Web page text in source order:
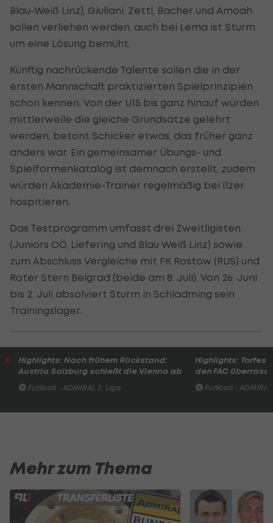
Blau-Weiß Linz), Giuliani, Zettl, Bacher und Amoah
sollen verliehen werden, auch bei Lema ist Sturm
um eine Lösung bemüht.
Künftig nachrückende Talente sollen die in der
ersten Mannschaft praktizierten Spielprinzipien
schon kennen. Von der U15 bis ganz hinauf würden
mittlerweile die gleiche Grundsätze gelehrt
werden, betont Schicker etwas, das früher ganz
anders war. Ein gemeinsamer Übungs- und
Spielformenkatalog ist demnach erstellt, zudem
würden Akademie-Trainer regelmäßig bei Ilzer
hospitieren.
Das Testprogramm umfasst drei Zweitligisten
(Juniors OÖ, Liefering und Blau Weiß Linz) sowie
zum Abschluss Vergleiche mit FK Rostow (RUS) und
Roter Stern Belgrad (beide am 8. Juli). Von 26. Juni
bis 2. Juli absolviert Sturm in Schladming sein
Trainingslager.
Highlights: Nach frühem Rückstand:
Austria Salzburg schießt die Vienna ab
Fußball - ADMIRAL 2. Liga
Highlights:
den FAC
Fußball -
Mehr zum Thema